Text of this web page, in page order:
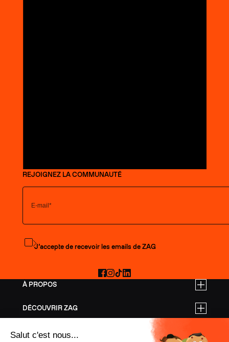
À PROPOS
DÉCOUVRIR ZAG
TARIFS PRO
REJOIGNEZ LA COMMUNAUTÉ
S'abonner à la newsletter
J’accepte de recevoir les emails de ZAG
Facebook
Instagram
TikTokLinkedIn